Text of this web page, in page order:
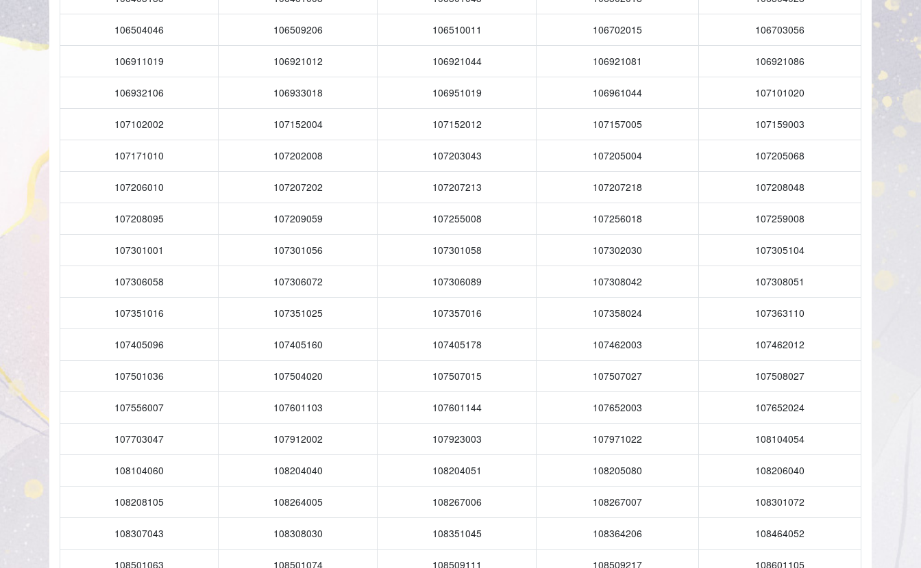
106504046 106509206 106510011 106702015 106703056
106911019 106921012 106921044 106921081 106921086
106932106 106933018 106951019 106961044 107101020
107102002 107152004 107152012 107157005 107159003
107171010 107202008 107203043 107205004 107205068
107206010 107207202 107207213 107207218 107208048
107208095 107209059 107255008 107256018 107259008
107301001 107301056 107301058 107302030 107305104
107306058 107306072 107306089 107308042 107308051
107351016 107351025 107357016 107358024 107363110
107405096 107405160 107405178 107462003 107462012
107501036 107504020 107507015 107507027 107508027
107556007 107601103 107601144 107652003 107652024
107703047 107912002 107923003 107971022 108104054
108104060 108204040 108204051 108205080 108206040
108208105 108264005 108267006 108267007 108301072
108307043 108308030 108351045 108364206 108464052
108501063 108501074 108509111 108509217 108601105